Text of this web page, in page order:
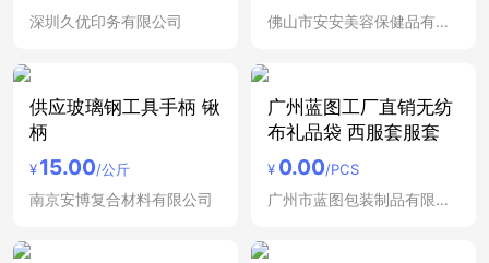
深圳久优印务有限公司 佛山市安安美容保健品有限公司
供应玻璃钢工具手柄 锹
柄
¥15.00/公斤
南京安博复合材料有限公司
广州蓝图工厂直销无纺
布礼品袋 西服套服套
¥ 0.00/PCS
广州市蓝图包装制品有限公司